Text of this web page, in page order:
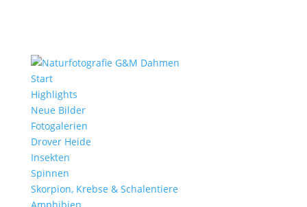
Start
Highlights
Neue Bilder
Fotogalerien
Drover Heide
Insekten
Spinnen
Skorpion, Krebse & Schalentiere